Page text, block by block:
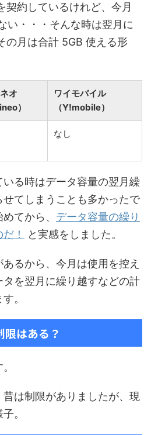
契約しているけれど、今月
い・・・そんな時は翌月に
の月は合計 5GB 使える形
オ
）
ワイモバイル
（Y!mobile）
なし
る時はデータ容量の翌月繰
せてしまうことも多かったで
てから、 データ容量の繰り
！
と実感をしました。
るから、今月は使用を控え
を翌月に繰り越すなどの計
。
はある？
は制限がありましたが、現
。